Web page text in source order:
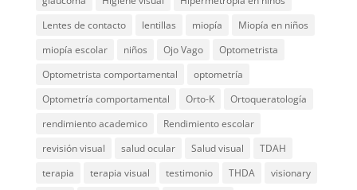
Lentes de contacto
lentillas miopía
Miopía en niños
miopía escolar
niños Ojo Vago
Optometrista
Optometrista comportamental
optometría
Optometría comportamental
Orto-K
Ortoqueratología
rendimiento academico
Rendimiento escolar
revisión visual
salud ocular Salud visual
TDAH
terapia
terapia visual testimonio THDA
visionary